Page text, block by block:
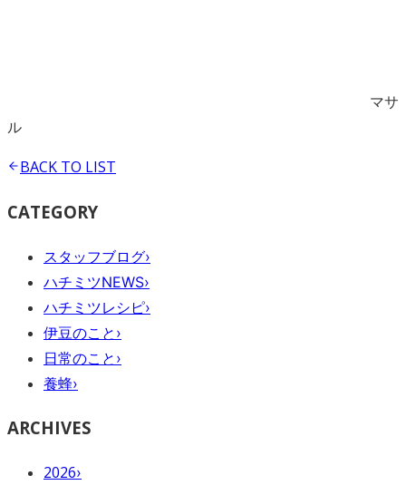
マサ
ル
BACK TO LIST
CATEGORY
スタッフブログ›
ハチミツNEWS›
ハチミツレシピ›
伊豆のこと ›
日常のこと ›
養蜂›
ARCHIVES
2026›